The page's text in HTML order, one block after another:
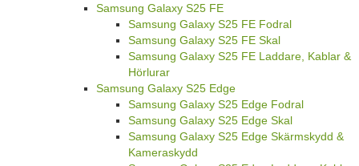
Samsung Galaxy S25 FE
Samsung Galaxy S25 FE Fodral
Samsung Galaxy S25 FE Skal
Samsung Galaxy S25 FE Laddare, Kablar &
Hörlurar
Samsung Galaxy S25 Edge
Samsung Galaxy S25 Edge Fodral
Samsung Galaxy S25 Edge Skal
Samsung Galaxy S25 Edge Skärmskydd &
Kameraskydd